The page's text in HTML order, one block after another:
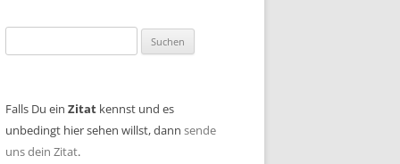
nach:
Falls Du ein Zitat kennst und es
unbedingt hier sehen willst, dann sende
uns dein Zitat.